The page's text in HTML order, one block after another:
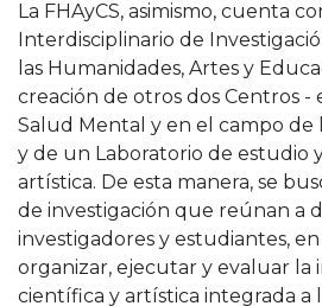
La FHAyCS, asimismo, cuenta
Interdisciplinario de
las Humanidades, Artes y
creación de otros dos Centros -
Salud Mental y en el campo de
y de un Laboratorio de estudio
artística. De esta manera, se
de investigación que reúnan a
investigadores y estudiantes,
organizar, ejecutar y evaluar la
científica y artística integrada a